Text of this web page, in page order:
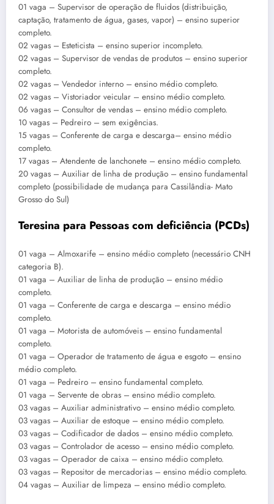
01 vaga – Supervisor de operação de fluidos (distribuição,
captação, tratamento de água, gases, vapor) – ensino superior
completo.
02 vagas – Esteticista – ensino superior incompleto.
02 vagas – Supervisor de vendas de produtos – ensino superior
completo.
02 vagas – Vendedor interno – ensino médio completo.
02 vagas – Vistoriador veicular – ensino médio completo.
06 vagas – Consultor de vendas – ensino médio completo.
10 vagas – Pedreiro – sem exigências.
15 vagas – Conferente de carga e descarga– ensino médio
completo.
17 vagas – Atendente de lanchonete – ensino médio completo.
20 vagas – Auxiliar de linha de produção – ensino fundamental
completo (possibilidade de mudança para Cassilândia- Mato
Grosso do Sul)
Teresina para Pessoas com deficiência (PCDs)
01 vaga – Almoxarife – ensino médio completo (necessário CNH
categoria B).
01 vaga – Auxiliar de linha de produção – ensino médio
completo.
01 vaga – Conferente de carga e descarga – ensino médio
completo.
01 vaga – Motorista de automóveis – ensino fundamental
completo.
01 vaga – Operador de tratamento de água e esgoto – ensino
médio completo.
01 vaga – Pedreiro – ensino fundamental completo.
01 vaga – Servente de obras – ensino médio completo.
03 vagas – Auxiliar administrativo – ensino médio completo.
03 vagas – Auxiliar de estoque – ensino médio completo.
03 vagas – Codificador de dados – ensino médio completo.
03 vagas – Controlador de acesso – ensino médio completo.
03 vagas – Operador de caixa – ensino médio completo.
03 vagas – Repositor de mercadorias – ensino médio completo.
04 vagas – Auxiliar de limpeza – ensino médio completo.